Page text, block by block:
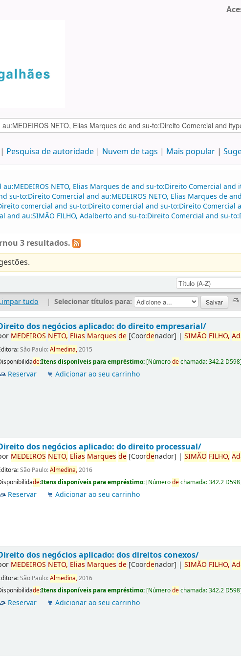
Pesquisa de autoridade Nuvem de tags Mais popular
NETO, Elias Marques de and su-to:Direito Comercial and
to:Direito Comercial and au:MEDEIROS NETO, Elias Marques de
comercial and su-to:Direito comercial and su-to:Direito Comercial
and au:SIMÃO FILHO, Adalberto and su-to:Direito Comercial and su-
3 resultados.
tudo | Selecionar títulos para:
dos negócios aplicado: do direito empresarial/
MEDEIROS NETO, Elias Marques de [Coordenador] |SIMÃO FILHO,
São Paulo:Almedina,2015
de:Itens disponíveis para empréstimo: [Númerodechamada:342.2 D598
Reservar Adicionar ao seu carrinho
dos negócios aplicado: do direito processual/
MEDEIROS NETO, Elias Marques de [Coordenador] |SIMÃO FILHO,
São Paulo:Almedina,2016
de:Itens disponíveis para empréstimo: [Númerodechamada:342.2 D598
Reservar Adicionar ao seu carrinho
dos negócios aplicado: dos direitos conexos/
MEDEIROS NETO, Elias Marques de [Coordenador] |SIMÃO FILHO,
São Paulo:Almedina,2016
de:Itens disponíveis para empréstimo: [Númerodechamada:342.2 D598
Reservar Adicionar ao seu carrinho